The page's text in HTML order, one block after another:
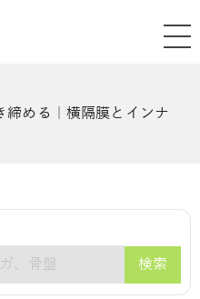
締める｜横隔膜とインナ
検索